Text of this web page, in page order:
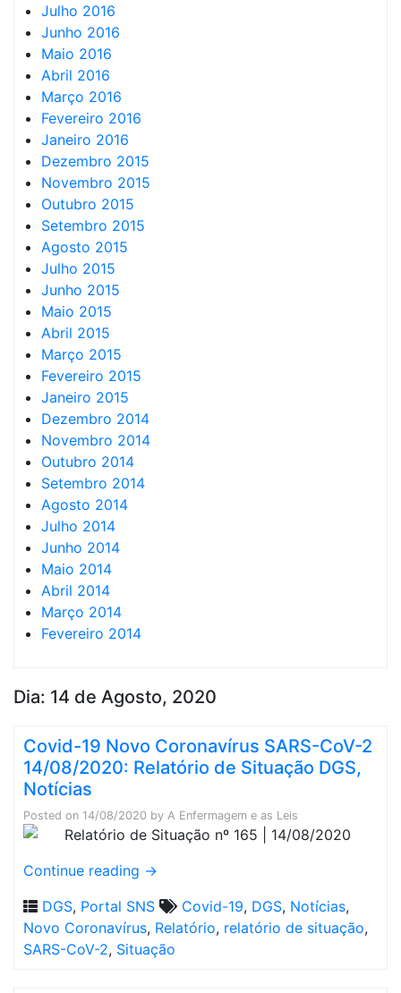
Julho 2016
Junho 2016
Maio 2016
Abril 2016
Março 2016
Fevereiro 2016
Janeiro 2016
Dezembro 2015
Novembro 2015
Outubro 2015
Setembro 2015
Agosto 2015
Julho 2015
Junho 2015
Maio 2015
Abril 2015
Março 2015
Fevereiro 2015
Janeiro 2015
Dezembro 2014
Novembro 2014
Outubro 2014
Setembro 2014
Agosto 2014
Julho 2014
Junho 2014
Maio 2014
Abril 2014
Março 2014
Fevereiro 2014
Dia: 14 de Agosto, 2020
Covid-19 Novo Coronavírus SARS-CoV-2
14/08/2020: Relatório de Situação DGS,
Notícias
Posted on 14/08/2020 by A Enfermagem e as Leis
Continue reading →
DGS, Portal SNS Covid-19, DGS, Notícias,
Novo Coronavírus, Relatório, relatório de situação,
SARS-CoV-2, Situação